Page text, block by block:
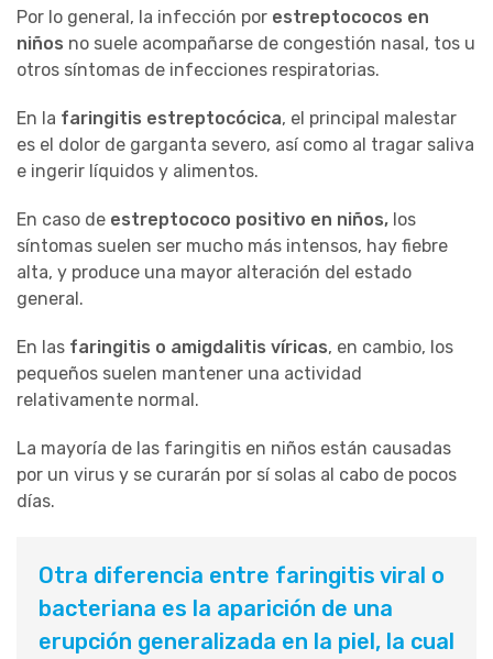
Por lo general, la infección por estreptococos en
niños no suele acompañarse de congestión nasal, tos u
otros síntomas de infecciones respiratorias.
En la faringitis estreptocócica, el principal malestar
es el dolor de garganta severo, así como al tragar saliva
e ingerir líquidos y alimentos.
En caso de estreptococo positivo en niños, los
síntomas suelen ser mucho más intensos, hay fiebre
alta, y produce una mayor alteración del estado
general.
En las faringitis o amigdalitis víricas, en cambio, los
pequeños suelen mantener una actividad
relativamente normal.
La mayoría de las faringitis en niños están causadas
por un virus y se curarán por sí solas al cabo de pocos
días.
Otra diferencia entre faringitis viral o
bacteriana es la aparición de una
erupción generalizada en la piel, la cual